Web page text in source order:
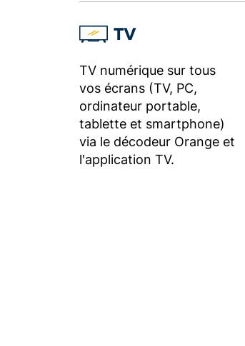
TV
TV numérique sur tous
vos écrans (TV, PC,
ordinateur portable,
tablette et smartphone)
via le décodeur Orange et
l'application TV.